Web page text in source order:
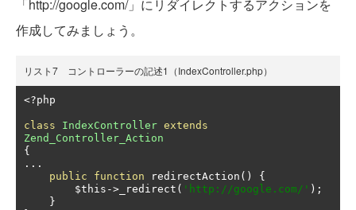
「http://google.com/」にリダイレクトするアクションを
作成してみましょう。
リスト7 コントローラーの記述1（IndexController.php）
<?php
class IndexController extends
Zend_Controller_Action
{
...
public
function redirectAction ()
{
        $this
-> _redirect ( 'http://google.com/' );
}